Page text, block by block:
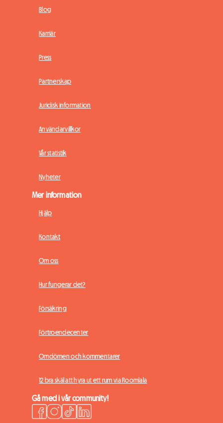
Blog
Karriär
Press
Partnerskap
Juridisk information
Användarvillkor
Vår statistik
Nyheter
Mer information
Hjälp
Kontakt
Om oss
Hur fungerar det?
Försäkring
Förtroendecenter
Omdömen och kommentarer
12 bra skäl att hyra ut ett rum via Roomlala
Gå med i vår community!